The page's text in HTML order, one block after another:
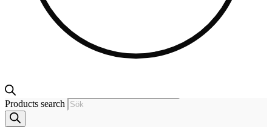
Products search